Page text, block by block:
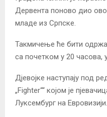
Дервента поново дио
младе из Српске.
Такмичење ће бити
са почетком у 20 часова,
Дјевојке наступају под
„Fighter““ којом је
Луксембург на Евровизији.